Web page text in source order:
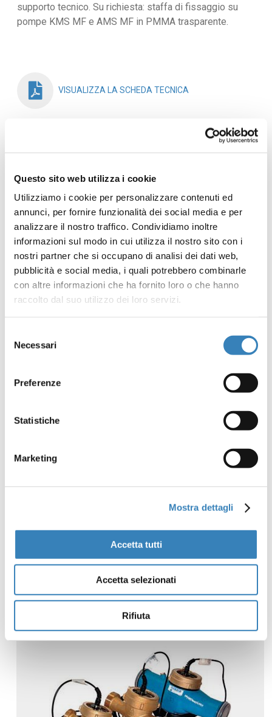
Questo sito web utilizza i cookie
Utilizziamo i cookie per personalizzare contenuti ed
annunci, per fornire funzionalità dei social media e per
analizzare il nostro traffico. Condividiamo inoltre
informazioni sul modo in cui utilizza il nostro sito con i
nostri partner che si occupano di analisi dei dati web,
pubblicità e social media, i quali potrebbero combinarle
con altre informazioni che ha fornito loro o che hanno
raccolto dal suo utilizzo dei loro servizi.
delNecessari
Preferenze
Statistiche
Marketing
Mostra dettagli
Accetta tutti
Accetta selezionati
Rifiuta
supporto tecnico. Su richiesta: staffa di fissaggio su
pompe KMS MF e AMS MF in PMMA trasparente.
VISUALIZZA LA SCHEDA TECNICA
PRODOTTI CORRELATI:
POMPE DOSATRICI MOD. COMBIDOS – SERIE
HMSA / MF